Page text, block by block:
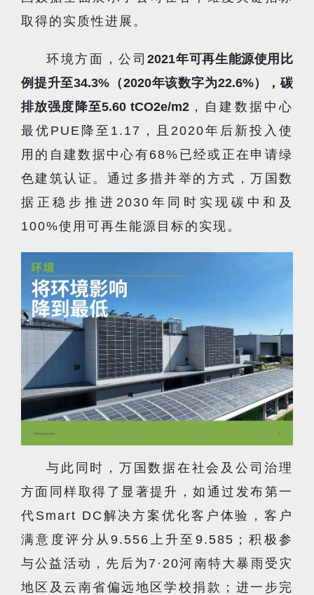
取得的实质性进展。
环境方面，公司2021年可再生能源使用比
例提升至34.3%（2020年该数字为22.6%），碳
排放强度降至5.60 tCO2e/m2 ，自建数据中心
最优PUE降至1.17，且2020年后新投入使
用的自建数据中心有68%已经或正在申请绿
色建筑认证。通过多措并举的方式，万国数
据正稳步推进2030年同时实现碳中和及
100%使用可再生能源目标的实现。
与此同时，万国数据在社会及公司治理
方面同样取得了显著提升，如通过发布第一
代Smart DC解决方案优化客户体验，客户
满意度评分从9.556上升至9.585；积极参
与公益活动，先后为7·20河南特大暴雨受灾
地区及云南省偏远地区学校捐款；进一步完